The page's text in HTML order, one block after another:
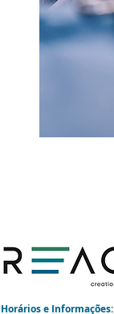
Horários e Informações: